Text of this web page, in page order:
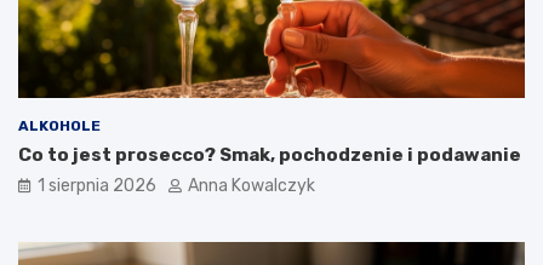
ALKOHOLE
Co to jest prosecco? Smak, pochodzenie i podawanie
1 sierpnia 2026 Anna Kowalczyk